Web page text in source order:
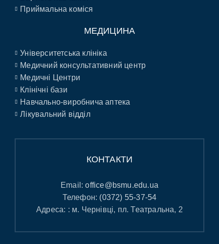
Приймальна коміся
МЕДИЦИНА
Університетська клініка
Медичний консультативний центр
Медичні Центри
Клінічні бази
Навчально-виробнича аптека
Лікувальний відділ
КОНТАКТИ
Email:office@bsmu.edu.ua
Телефон: (0372) 55-37-54
Адреса: : м. Чернівці, пл. Театральна, 2